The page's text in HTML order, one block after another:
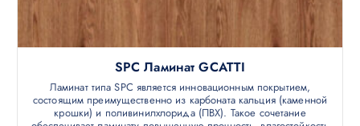
SPC Ламинат GCATTI
Ламинат типа SPC является инновационным покрытием,
состоящим преимущественно из карбоната кальция (каменной
крошки) и поливинилхлорида (ПВХ). Такое сочетание